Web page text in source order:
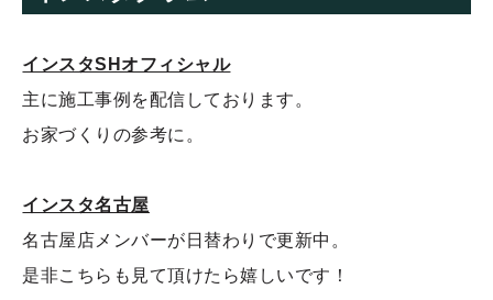
インスタSHオフィシャル
主に施工事例を配信しております。
お家づくりの参考に。
インスタ名古屋
名古屋店メンバーが日替わりで更新中。
是非こちらも見て頂けたら嬉しいです！